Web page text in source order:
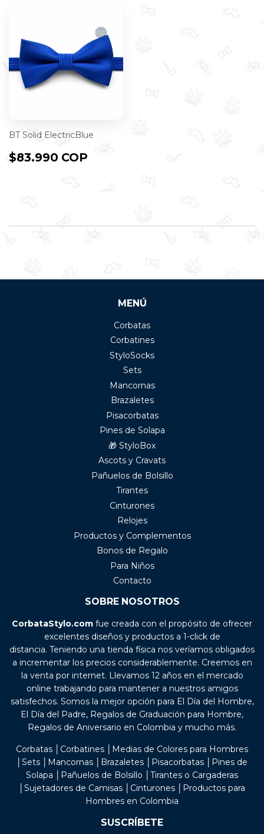
BT Solid ElectricBlue
PRECIO
$83.990 COP
MENÚ
Corbatas
Corbatines
StyloSocks
Sets
Mancornas
Brazaletes
Pisacorbatas
Pines de Solapa
🎁 StyloBox
Ascots y Cravats
Pañuelos de Bolsillo
Tirantes
Cinturones
Relojes
Productos y Complementos
Bonos de Regalo
Para Niños
Contacto
SOBRE NOSOTROS
CorbataStylo.com fue creada con el propósito de ofrecer
excelentes diseños y productos a 1-click de
distancia. Teniendo una tienda física nos veríamos obligados
a incrementar los precios considerablemente. Creemos en
la venta por internet. Llevamos 12 años en el mercado
online trabajando para mantener a nuestros amigos
satisfechos. Somos la mejor opción para El Día del Hombre,
El Día del Padre, Regalos de Graduación para Hombre,
Regalos de Aniversario en Colombia y mucho más.
Corbatas │Corbatines │Medias de Colores para Hombres
│Sets │Mancornas │Brazaletes │Pisacorbatas │Pines de
Solapa │Pañuelos de Bolsillo │Tirantes o Cargaderas
│Sujetadores de Camisas │Cinturones │Productos para
Hombres en Colombia
SUSCRÍBETE